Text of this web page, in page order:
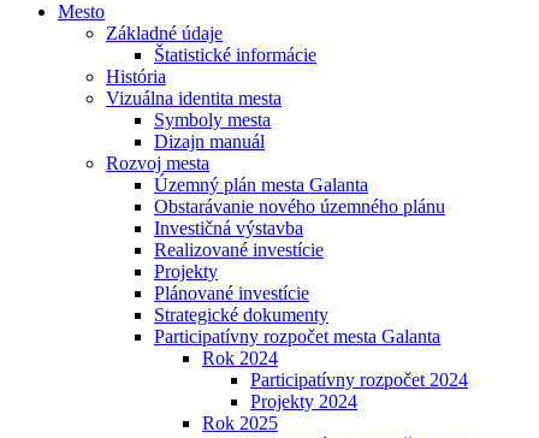
Mesto
Základné údaje
Štatistické informácie
História
Vizuálna identita mesta
Symboly mesta
Dizajn manuál
Rozvoj mesta
Územný plán mesta Galanta
Obstarávanie nového územného plánu
Investičná výstavba
Realizované investície
Projekty
Plánované investície
Strategické dokumenty
Participatívny rozpočet mesta Galanta
Rok 2024
Participatívny rozpočet 2024
Projekty 2024
Rok 2025